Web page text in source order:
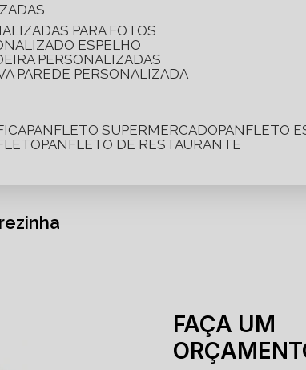
PARA FOTOS
ESPELHO
PERSONALIZADAS
PAREDE PERSONALIZADA
PANFLETO SUPERMERCADO PANFLETO
PANFLETO DE RESTAURANTE
FAÇA UM